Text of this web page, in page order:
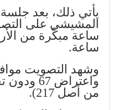
يأتي ذلك، بعد
المشيشي على
ساعة مبكّرة من
ساعة.
من أصل 217).